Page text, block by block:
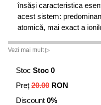
însăși caracteristica
acest sistem:
atomică, mai exact a
Descoperirea inginerilor
recompunere a apei cu
Vezi mai mult ▷
Stoc Stoc 0
Preț 20.00 RON
Discount 0%